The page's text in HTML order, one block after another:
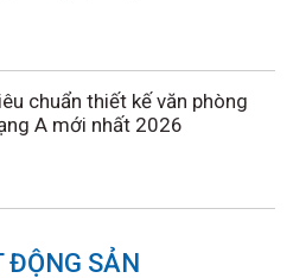
chuẩn thiết kế văn phòng
A mới nhất 2026
ĐỘNG SẢN